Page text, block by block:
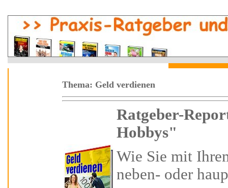
Thema: Geld verdienen
Ratgeber-
Hobbys"
Wie Sie mit
neben- oder